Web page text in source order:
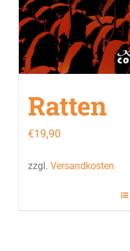
Ratten
€19,90
zzgl. Versandkosten